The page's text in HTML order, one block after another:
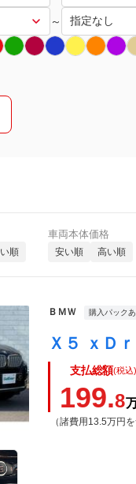
～
順
車両本体価格
安い順 高い順
ＢＭＷ 購入パックあ
支払総額(税込
199.8
（諸費用13.5万円を